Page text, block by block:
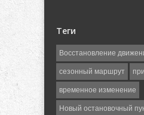
Теги
Восстановление
сезонный маршрут
временное изменение
Новый остановочный